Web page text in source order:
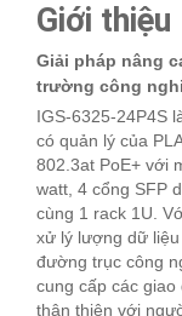
Giới thiệu
Giải pháp nâng
trường công
IGS-6325-24P4S
có quản lý của
802.3at PoE+ với
watt, 4 cổng SFP
cùng 1 rack 1U.
xử lý lượng dữ
đường trục công
cung cấp các giao
thân thiện với